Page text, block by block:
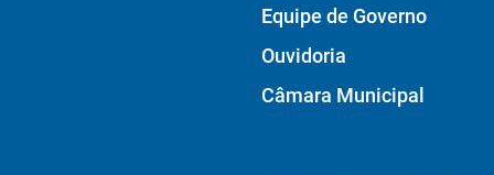
Equipe de Governo
Ouvidoria
Câmara Municipal